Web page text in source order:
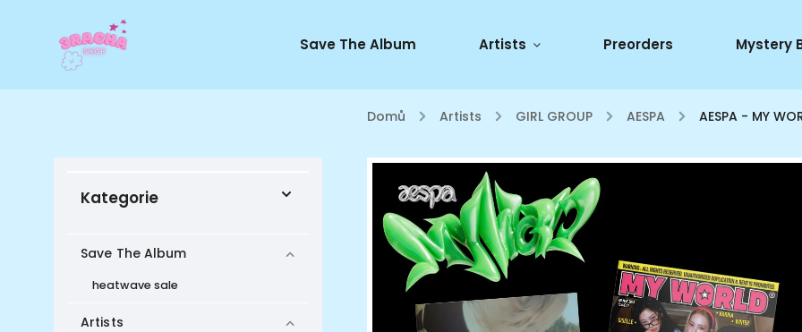
Save The Album Artists Preorders Mystery
Domů / Artists / GIRL GROUP / AESPA / AESPA - MY
Kategorie
Save The Album
heatwave sale
Artists